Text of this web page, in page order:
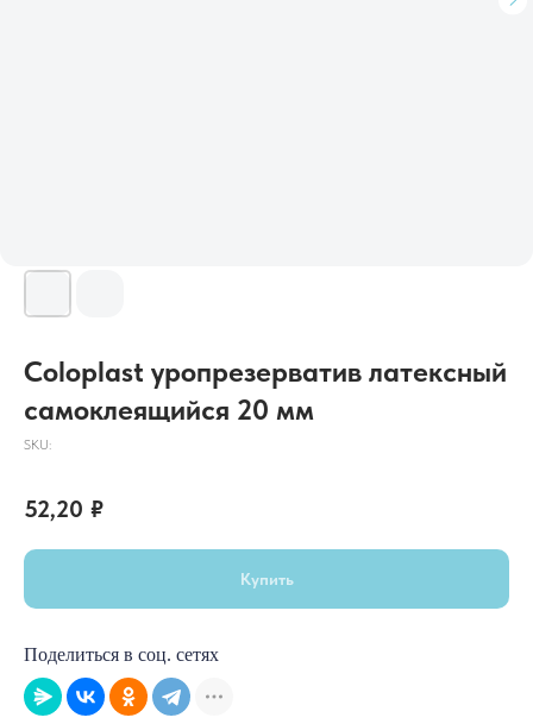
Coloplast уропрезерватив латексный
самоклеящийся 20 мм
SKU:
52,20 ₽
Купить
Поделиться в соц. сетях